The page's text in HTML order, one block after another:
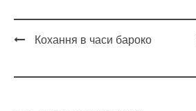
navigation
Кохання в часи бароко